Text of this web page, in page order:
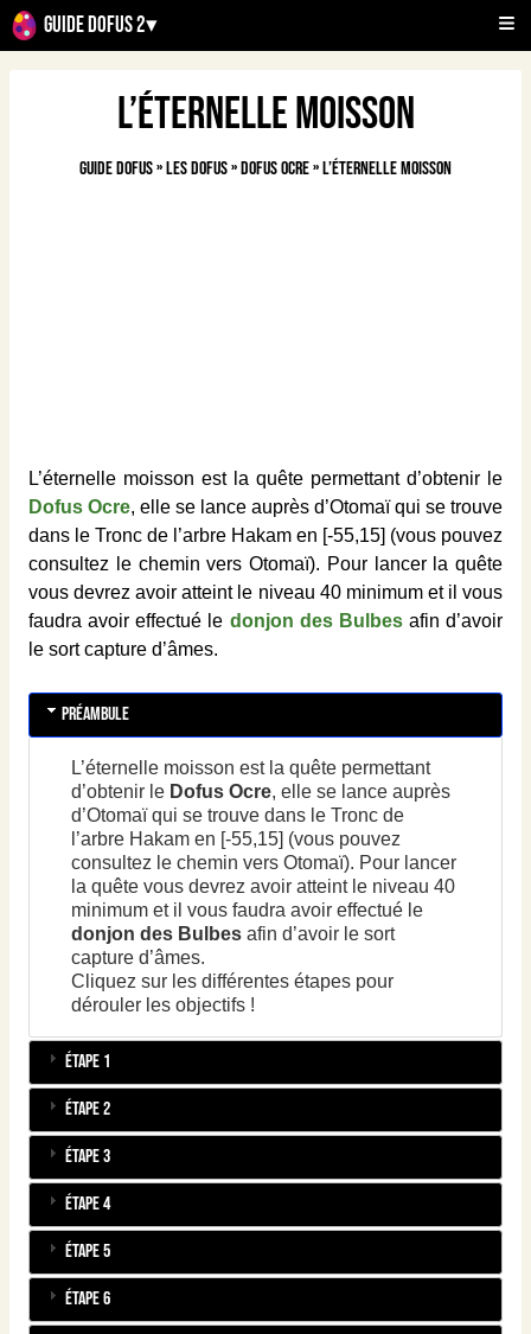
Guide Dofus 2▾
L’éternelle moisson
Guide Dofus»Les Dofus»Dofus Ocre»L’éternelle moisson
L’éternelle moisson est la quête permettant d’obtenir le
Dofus Ocre, elle se lance auprès d’Otomaï qui se trouve
dans le Tronc de l’arbre Hakam en [-55,15] (vous pouvez
consultez le chemin vers Otomaï). Pour lancer la quête
vous devrez avoir atteint le niveau 40 minimum et il vous
faudra avoir effectué le donjon des Bulbes afin d’avoir
le sort capture d’âmes.
Préambule
L’éternelle moisson est la quête permettant
d’obtenir le Dofus Ocre, elle se lance auprès
d’Otomaï qui se trouve dans le Tronc de
l’arbre Hakam en [-55,15] (vous pouvez
consultez le chemin vers Otomaï). Pour lancer
la quête vous devrez avoir atteint le niveau 40
minimum et il vous faudra avoir effectué le
donjon des Bulbesafin d’avoir le sort
capture d’âmes.
Cliquez sur les différentes étapes pour
dérouler les objectifs !
Étape 1
Étape 2
Étape 3
Étape 4
Étape 5
Étape 6